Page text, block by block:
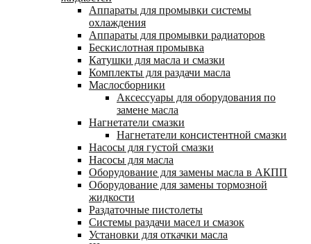
Аппараты для промывки системы
охлаждения
Аппараты для промывки радиаторов
Бескислотная промывка
Катушки для масла и смазки
Комплекты для раздачи масла
Маслосборники
Аксессуары для оборудования по
замене масла
Нагнетатели смазки
Нагнетатели консистентной смазки
Насосы для густой смазки
Насосы для масла
Оборудование для замены масла в АКПП
Оборудование для замены тормозной
жидкости
Раздаточные пистолеты
Системы раздачи масел и смазок
Установки для откачки масла